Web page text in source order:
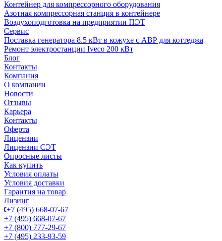
Контейнер для компрессорного оборудования
Азотная компрессорная станция в контейнере
Воздухоподготовка на предприятии ПЭТ
Сервис
Поставка генератора 8.5 кВт в кожухе с АВР для коттеджа
Ремонт электростанции Iveco 200 кВт
Блог
Контакты
Компания
О компании
Новости
Отзывы
Карьера
Контакты
Оферта
Лицензии
Лицензии СЭТ
Опросные листы
Как купить
Условия оплаты
Условия доставки
Гарантия на товар
Лизинг
+7 (495) 668-07-67
+7 (495) 668-07-67
+7 (800) 777-29-67
+7 (495) 233-93-59